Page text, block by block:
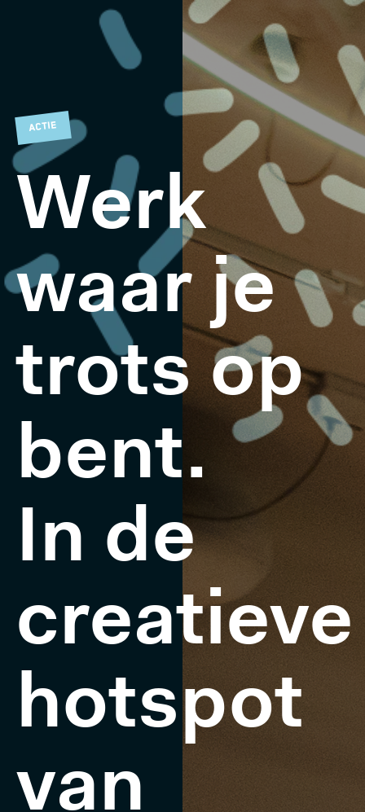
ACTIE
Werk
waar je
trots op
bent.
In de
creatieve
hotspot
van